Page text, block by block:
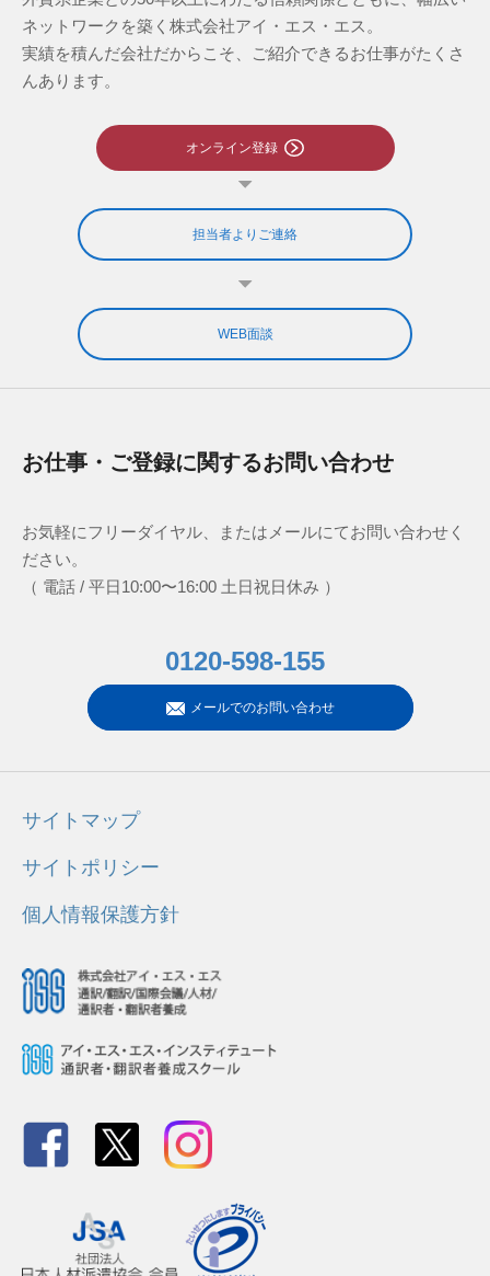
ネットワークを築く株式会社アイ・エス・エス。
実績を積んだ会社だからこそ、ご紹介できるお仕事がたくさ
んあります。
オンライン登録
担当者よりご連絡
WEB面談
お仕事・ご登録に関するお問い合わせ
お気軽にフリーダイヤル、またはメールにてお問い合わせく
ださい。
（ 電話 / 平日10:00〜16:00 土日祝日休み ）
0120-598-155
メールでのお問い合わせ
サイトマップ
サイトポリシー
個人情報保護方針